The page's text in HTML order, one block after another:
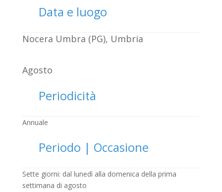
Data e luogo
Nocera Umbra (PG), Umbria
Agosto
Periodicità
Annuale
Periodo | Occasione
Sette giorni: dal lunedì alla domenica della prima
settimana di agosto